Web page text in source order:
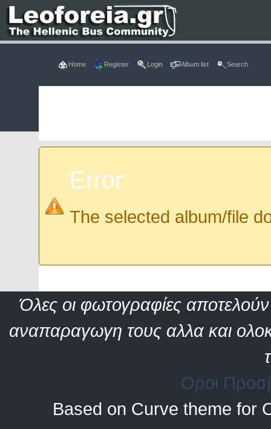
Home Register Login Album list Search
Error
The selected album/file
Όλες οι φωτογραφίες αποτελούν
αναπαραγωγη τους αλλα και
Οροι
Based on Curve theme for